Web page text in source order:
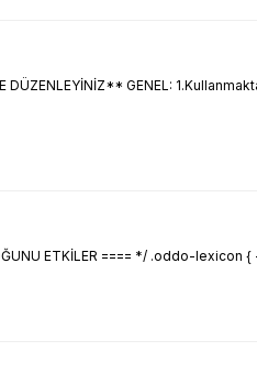
DÜZENLEYİNİZ** GENEL:
ETKİLER ==== */ .oddo-